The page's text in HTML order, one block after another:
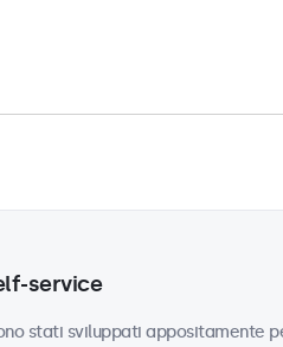
service
stati sviluppati appositamente